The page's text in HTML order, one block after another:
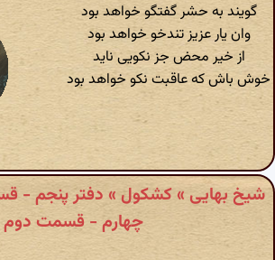
گویند به حشر گفتگو خواهد بود
وان یار عزیز تندخو خواهد بود
از خیر محض جز نکویی ناید
خوش باش که عاقبت نکو خواهد بود
شیخ بهایی » کشکول » دفتر پنجم
چهارم - قسمت دوم